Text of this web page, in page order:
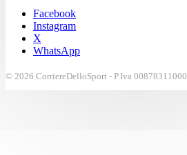
Facebook
Instagram
X
WhatsApp
© 2026 CorriereDelloSport - P.Iva 00878311000